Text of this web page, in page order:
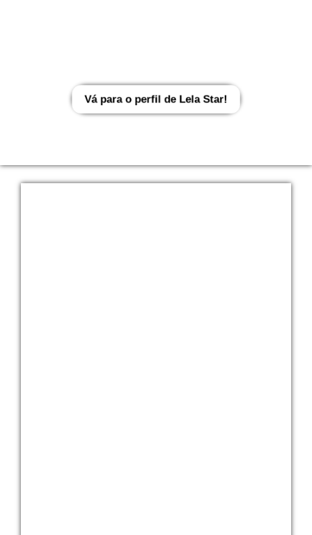
Vá para o perfil de Lela Star!